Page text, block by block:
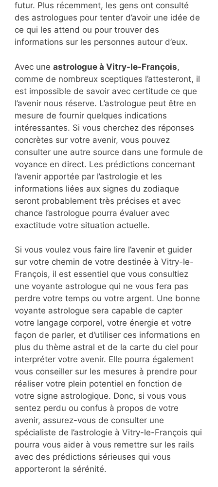
futur. Plus récemment, les gens ont consulté
des astrologues pour tenter d’avoir une idée de
ce qui les attend ou pour trouver des
informations sur les personnes autour d’eux.
Avec une astrologue à Vitry-le-François,
comme de nombreux sceptiques l’attesteront, il
est impossible de savoir avec certitude ce que
l’avenir nous réserve. L’astrologue peut être en
mesure de fournir quelques indications
intéressantes. Si vous cherchez des réponses
concrètes sur votre avenir, vous pouvez
consulter une autre source dans une formule de
voyance en direct. Les prédictions concernant
l’avenir apportée par l’astrologie et les
informations liées aux signes du zodiaque
seront probablement très précises et avec
chance l’astrologue pourra évaluer avec
exactitude votre situation actuelle.
Si vous voulez vous faire lire l’avenir et guider
sur votre chemin de votre destinée à Vitry-le-
François, il est essentiel que vous consultiez
une voyante astrologue qui ne vous fera pas
perdre votre temps ou votre argent. Une bonne
voyante astrologue sera capable de capter
votre langage corporel, votre énergie et votre
façon de parler, et d’utiliser ces informations en
plus du thème astral et de la carte du ciel pour
interpréter votre avenir. Elle pourra également
vous conseiller sur les mesures à prendre pour
réaliser votre plein potentiel en fonction de
votre signe astrologique. Donc, si vous vous
sentez perdu ou confus à propos de votre
avenir, assurez-vous de consulter une
spécialiste de l’astrologie à Vitry-le-François qui
pourra vous aider à vous remettre sur les rails
avec des prédictions sérieuses qui vous
apporteront la sérénité.